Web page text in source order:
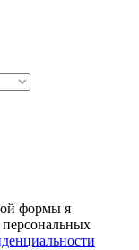
формы я
персональных